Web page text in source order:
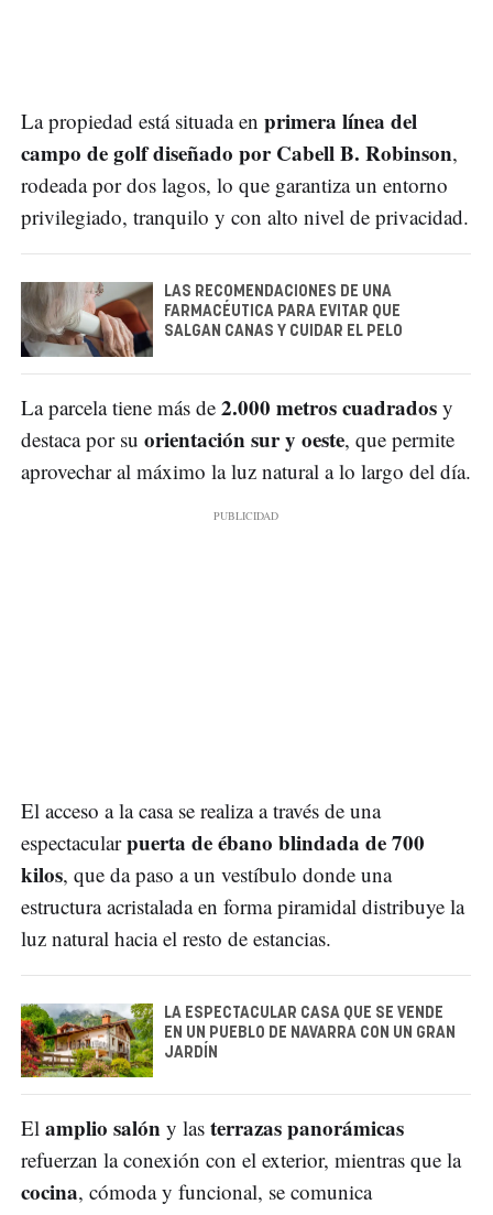
La propiedad está situada en primera línea del
campo de golf diseñado por Cabell B. Robinson,
rodeada por dos lagos, lo que garantiza un entorno
privilegiado, tranquilo y con alto nivel de privacidad.
LAS RECOMENDACIONES DE UNA
FARMACÉUTICA PARA EVITAR QUE
SALGAN CANAS Y CUIDAR EL PELO
La parcela tiene más de 2.000 metros cuadrados y
destaca por su orientación sur y oeste, que permite
aprovechar al máximo la luz natural a lo largo del día.
El acceso a la casa se realiza a través de una
espectacularpuerta de ébano blindada de 700
kilos, que da paso a un vestíbulo donde una
estructura acristalada en forma piramidal distribuye la
luz natural hacia el resto de estancias.
LA ESPECTACULAR CASA QUE SE VENDE
EN UN PUEBLO DE NAVARRA CON UN GRAN
JARDÍN
El amplio salón y las terrazas panorámicas
refuerzan la conexión con el exterior, mientras que la
cocina, cómoda y funcional, se comunica